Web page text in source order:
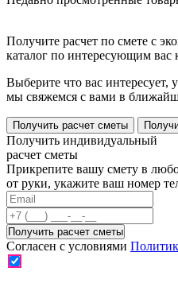
Получите расчет по смете с
каталог по интересующим вас
Выберите что вас интересует,
мы свяжемся с вами в
Получить расчет сметы
Получить индивидуальный
расчет сметы
Прикрепите вашу смету в
от руки, укажите ваш номер
Согласен с условиями